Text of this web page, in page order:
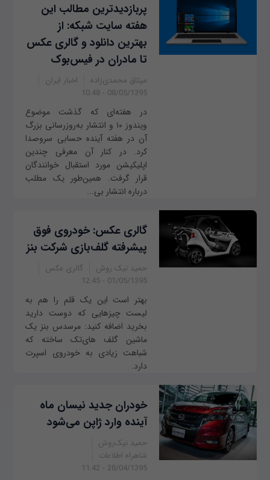
پربازدیدترین مطالب این
هفته سایت شبکه: از
بهترین دانلود و گالری عکس
تا مادران در فیس‌بوک
میثاق محمدی‌زاده
اخبار ایران
08/05/1395 - 10:48
در هفته‌ای که گذشت موضوع
ویندوز ۱۰ و انتشار به‌روزرسانی بزرگ
آن در هفته آینده حسابی سروصدا
کرد. در کنار آن معرفی چندین
اپلیکیشن مورد استقبال خوانندگان
قرار گرفت. همین‌طور یک مطلب
درباره انتشار بی‌...
گالری عکس: خودروی فوق
پیشرفته گلف‌بازی شرکت بنز
حمید نیک روش
گالری عکس
01/05/1395 - 12:45
بهتر است این یک قلم را هم به
لیست چیزهایی که دوست دارید
بخرید اضافه کنید: مرسدس بنز یک
ماشین گلف های‌تک ساخته که
شباهت زیادی به خودروی اسپرت
دارد.
خودران جدید نیسان ماه
آینده وارد ژاپن می‌شود
حمید نیک‌روش
شاهراه اطلاعات
28/04/1395 - 11:42